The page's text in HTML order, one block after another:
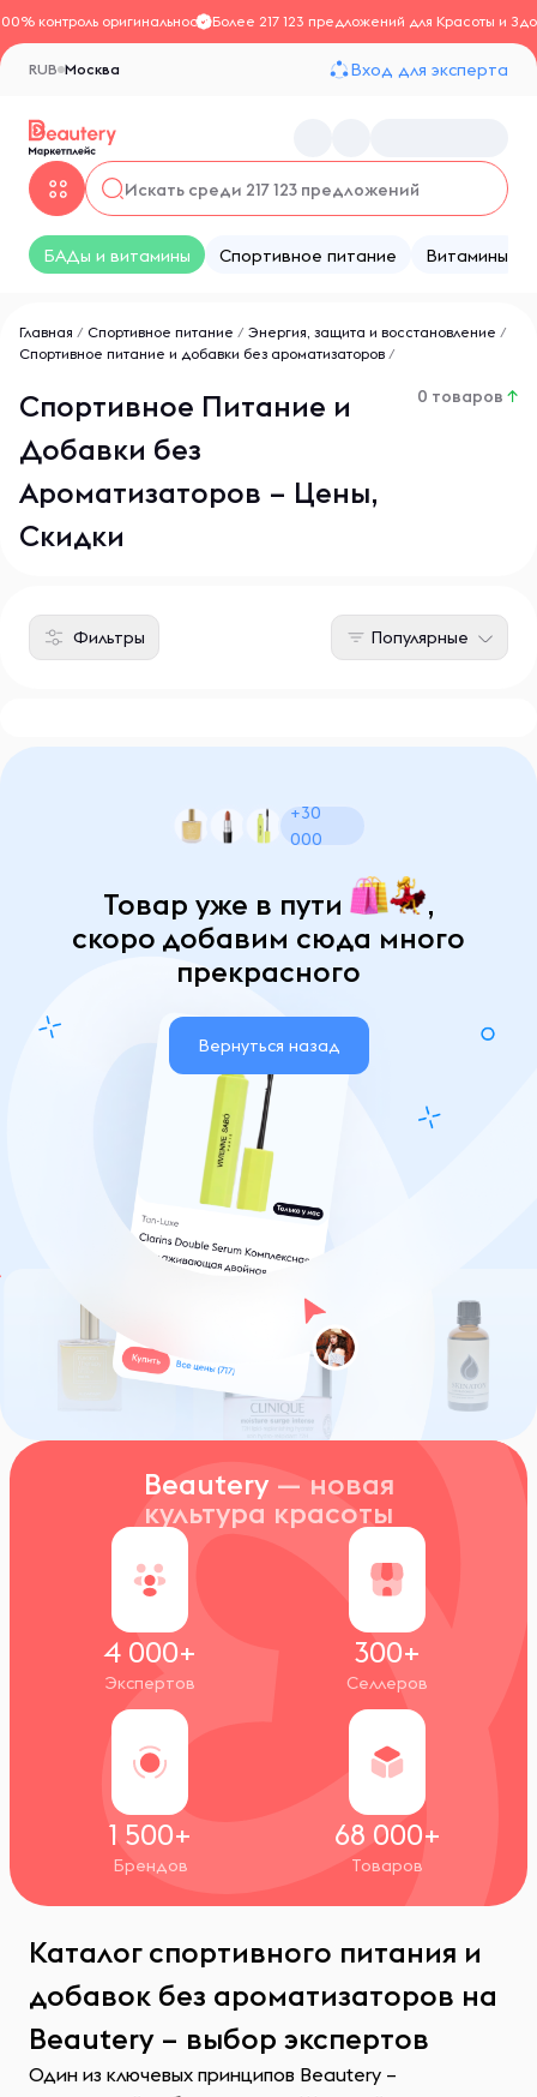
контроль оригинальностиБолее 217 123 предложений для Красоты и
Москва
RUB Вход для эксперта
БАДы и витамины Спортивное питание Витамины
Главная / Спортивное питание / Энергия, защита и восстановление /
Спортивное питание и добавки без ароматизаторов /
Спортивное Питание и
Добавки без
Ароматизаторов – Цены,
Скидки
0 товаров ↑
Фильтры Популярные
+30
000
Товар уже в пути
,
скоро добавим сюда много
прекрасного
Вернуться назад
Beautery — новая
культура красоты
4 000+
Экспертов
300+
Селлеров
1 500+
Брендов
68 000+
Товаров
Каталог спортивного питания и
добавок без ароматизаторов на
Beautery – выбор экспертов
Один из ключевых принципов Beautery –